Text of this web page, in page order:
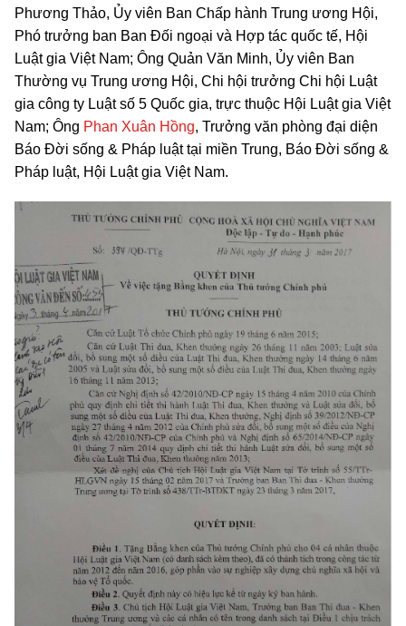
Phương Thảo, Ủy viên Ban Chấp hành Trung ương Hội,
Phó trưởng ban Ban Đối ngoại và Hợp tác quốc tế, Hội
Luật gia Việt Nam; Ông Quản Văn Minh, Ủy viên Ban
Thường vụ Trung ương Hội, Chi hội trưởng Chi hội Luật
gia công ty Luật số 5 Quốc gia, trực thuộc Hội Luật gia Việt
Nam; Ông Phan Xuân Hồng, Trưởng văn phòng đại diện
Báo Đời sống & Pháp luật tại miền Trung, Báo Đời sống &
Pháp luật, Hội Luật gia Việt Nam.